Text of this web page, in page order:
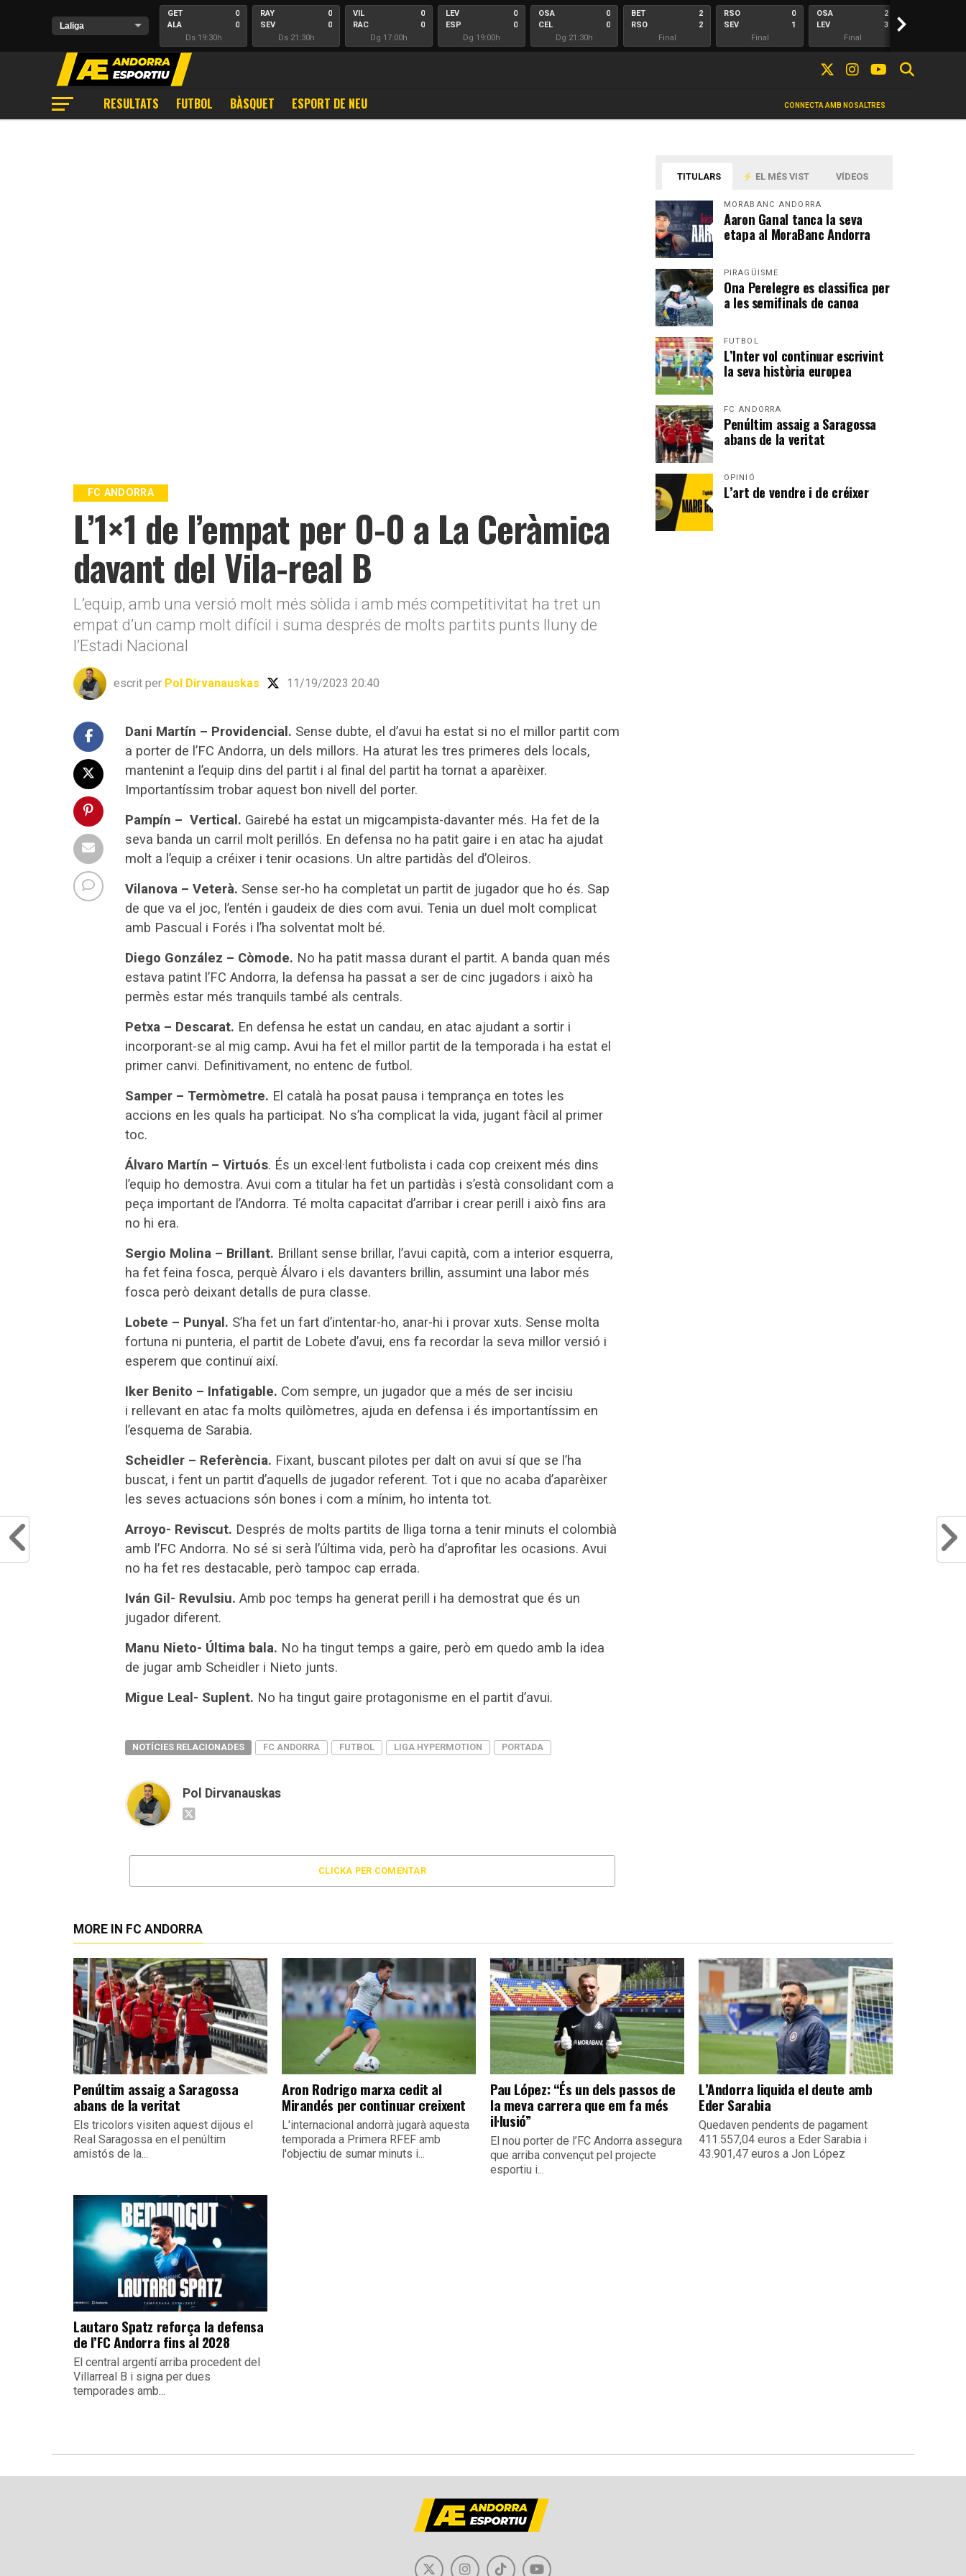
GET
ALA
0
0
Ds 19:30h
RAY
SEV
0
0
Ds 21:30h
VIL
RAC
0
0
Dg 17:00h
LEV
ESP
0
0
Dg 19:00h
OSA
CEL
0
0
Dg 21:30h
BET
RSO
2
2
Final
RSO
SEV
0
1
Final
OSA
LEV
2
3
Final
>
CONNECTA AMB NOSALTRES
RESULTATS FUTBOL BÀSQUET ESPORT DE NEU
FC ANDORRA
L’1×1 de l’empat per 0-0 a La Ceràmica
davant del Vila-real B
L’equip, amb una versió molt més sòlida i amb més competitivitat ha tret un
empat d’un camp molt difícil i suma després de molts partits punts lluny de
l’Estadi Nacional
escrit per Pol Dirvanauskas 11/19/2023 20:40
Dani Martín – Providencial. Sense dubte, el d’avui ha estat si no el millor partit com
a porter de l’FC Andorra, un dels millors. Ha aturat les tres primeres dels locals,
mantenint a l’equip dins del partit i al final del partit ha tornat a aparèixer.
Importantíssim trobar aquest bon nivell del porter.
Pampín – Vertical. Gairebé ha estat un migcampista-davanter més. Ha fet de la
seva banda un carril molt perillós. En defensa no ha patit gaire i en atac ha ajudat
molt a l’equip a créixer i tenir ocasions. Un altre partidàs del d’Oleiros.
Vilanova – Veterà. Sense ser-ho ha completat un partit de jugador que ho és. Sap
de que va el joc, l’entén i gaudeix de dies com avui. Tenia un duel molt complicat
amb Pascual i Forés i l’ha solventat molt bé.
Diego González – Còmode. No ha patit massa durant el partit. A banda quan més
estava patint l’FC Andorra, la defensa ha passat a ser de cinc jugadors i això ha
permès estar més tranquils també als centrals.
Petxa – Descarat. En defensa he estat un candau, en atac ajudant a sortir i
incorporant-se al mig camp. Avui ha fet el millor partit de la temporada i ha estat el
primer canvi. Definitivament, no entenc de futbol.
Samper – Termòmetre. El català ha posat pausa i temprança en totes les
accions en les quals ha participat. No s’ha complicat la vida, jugant fàcil al primer
toc.
Álvaro Martín – Virtuós. És un excel·lent futbolista i cada cop creixent més dins
l’equip ho demostra. Avui com a titular ha fet un partidàs i s’està consolidant com a
peça important de l’Andorra. Té molta capacitat d’arribar i crear perill i això fins ara
no hi era.
Sergio Molina – Brillant. Brillant sense brillar, l’avui capità, com a interior esquerra,
ha fet feina fosca, perquè Álvaro i els davanters brillin, assumint una labor més
fosca però deixant detalls de pura classe.
Lobete – Punyal. S’ha fet un fart d’intentar-ho, anar-hi i provar xuts. Sense molta
fortuna ni punteria, el partit de Lobete d’avui, ens fa recordar la seva millor versió i
esperem que continuï així.
Iker Benito – Infatigable. Com sempre, un jugador que a més de ser incisiu
i rellevant en atac fa molts quilòmetres, ajuda en defensa i és importantíssim en
l’esquema de Sarabia.
Scheidler – Referència. Fixant, buscant pilotes per dalt on avui sí que se l’ha
buscat, i fent un partit d’aquells de jugador referent. Tot i que no acaba d’aparèixer
les seves actuacions són bones i com a mínim, ho intenta tot.
Arroyo- Reviscut. Després de molts partits de lliga torna a tenir minuts el colombià
amb l’FC Andorra. No sé si serà l’última vida, però ha d’aprofitar les ocasions. Avui
no ha fet res destacable, però tampoc cap errada.
Iván Gil- Revulsiu. Amb poc temps ha generat perill i ha demostrat que és un
jugador diferent.
Manu Nieto- Última bala. No ha tingut temps a gaire, però em quedo amb la idea
de jugar amb Scheidler i Nieto junts.
Migue Leal- Suplent. No ha tingut gaire protagonisme en el partit d’avui.
NOTÍCIES RELACIONADES FC ANDORRA FUTBOL LIGA HYPERMOTION PORTADA
Pol Dirvanauskas
CLICKA PER COMENTAR
TITULARS EL MÉS VIST VÍDEOS
MORABANC ANDORRA
Aaron Ganal tanca la seva
etapa al MoraBanc Andorra
PIRAGÜISME
Ona Perelegre es classifica per
a les semifinals de canoa
FUTBOL
L’Inter vol continuar escrivint
la seva història europea
FC ANDORRA
Penúltim assaig a Saragossa
abans de la veritat
OPINIÓ
L’art de vendre i de créixer
MORE IN FC ANDORRA
Penúltim assaig a Saragossa
abans de la veritat
Els tricolors visiten aquest dijous el
Real Saragossa en el penúltim
amistós de la...
Aron Rodrigo marxa cedit al
Mirandés per continuar creixent
L'internacional andorrà jugarà aquesta
temporada a Primera RFEF amb
l'objectiu de sumar minuts i...
Pau López: “És un dels passos de
la meva carrera que em fa més
il·lusió”
El nou porter de l’FC Andorra assegura
que arriba convençut pel projecte
esportiu i...
L’Andorra liquida el deute amb
Eder Sarabia
Quedaven pendents de pagament
411.557,04 euros a Eder Sarabia i
43.901,47 euros a Jon López
Lautaro Spatz reforça la defensa
de l’FC Andorra fins al 2028
El central argentí arriba procedent del
Villarreal B i signa per dues
temporades amb...